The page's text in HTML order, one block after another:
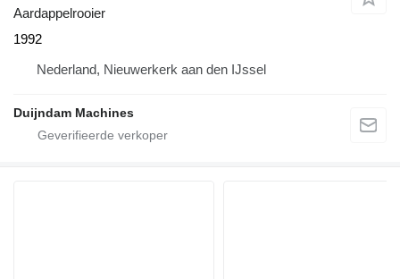
Aardappelrooier
1992
Nederland, Nieuwerkerk aan den IJssel
Duijndam Machines